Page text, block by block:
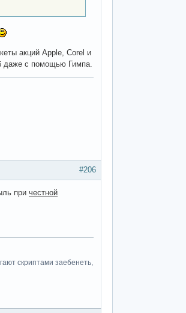
акций Apple, Corel и
даже с помощью Гимпа.
#206
при честной
скриптами заебенеть,